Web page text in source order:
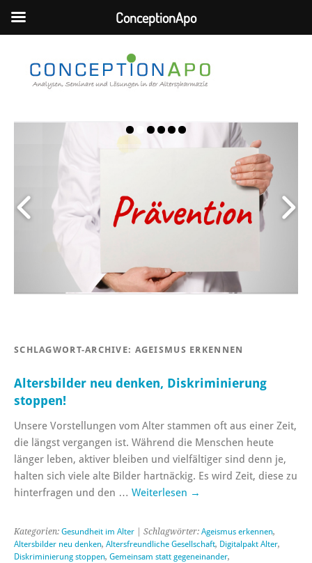
SCHLAGWORT-ARCHIVE: AGEISMUS ERKENNEN
Altersbilder neu denken, Diskriminierung
stoppen!
Unsere Vorstellungen vom Alter stammen oft aus einer Zeit,
die längst vergangen ist. Während die Menschen heute
länger leben, aktiver bleiben und vielfältiger sind denn je,
halten sich viele alte Bilder hartnäckig. Es wird Zeit, diese zu
hinterfragen und den … Weiterlesen →
Kategorien: Gesundheit im Alter | Schlagwörter: Ageismus erkennen,
Altersbilder neu denken, Altersfreundliche Gesellschaft, Digitalpakt Alter,
Diskriminierung stoppen, Gemeinsam statt gegeneinander,
ConceptionApo